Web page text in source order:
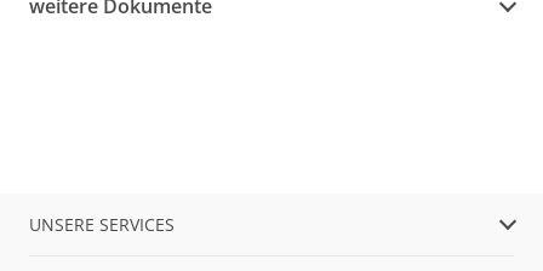
weitere Dokumente
UNSERE SERVICES